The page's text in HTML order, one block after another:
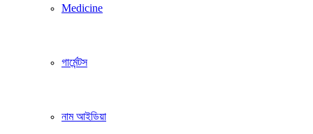
Medicine
গার্মেন্টস
নাম আইডিয়া